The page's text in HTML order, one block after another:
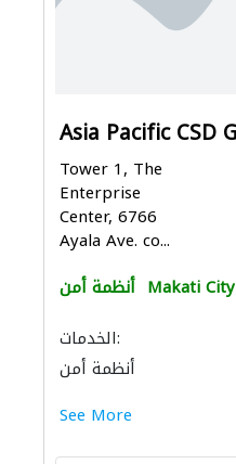
Asia Pacific CSD
Tower 1, The
Enterprise
Center, 6766
Ayala Ave. co...
أنظمة أمن Makati City
الخدمات:
أنظمة أمن
See More